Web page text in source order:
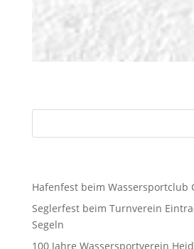
Hafenfest beim Wassersportclub
Seglerfest beim Turnverein
Segeln
100 Jahre Wassersportverein